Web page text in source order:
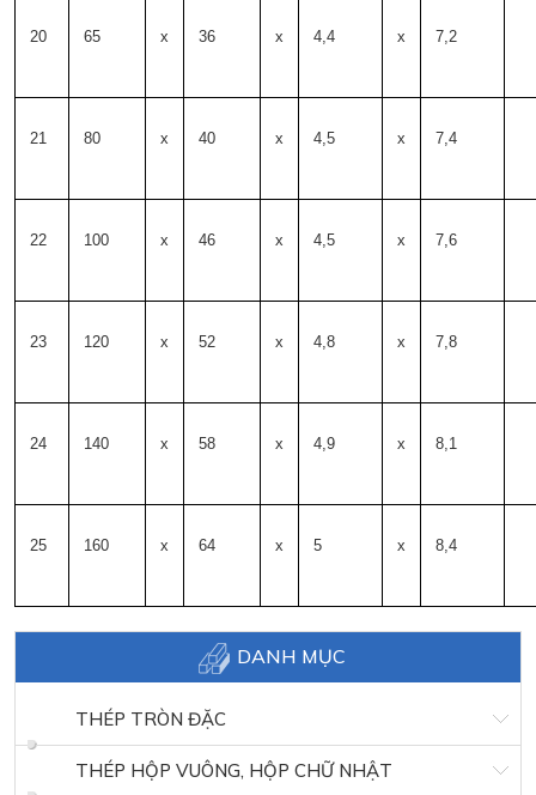
20 65 x 36 x 4,4 x 7,2
21 80 x 40 x 4,5 x 7,4
22 100 x 46 x 4,5 x 7,6
23 120 x 52 x 4,8 x 7,8
24 140 x 58 x 4,9 x 8,1
25 160 x 64 x 5 x 8,4
DANH MỤC
THÉP TRÒN ĐẶC
THÉP HỘP VUÔNG, HỘP CHỮ NHẬT